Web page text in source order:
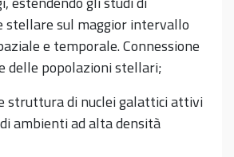
stellare sul maggior intervallo
e temporale. Connessione
delle popolazioni stellari;
struttura di nuclei galattici attivi
ambienti ad alta densità